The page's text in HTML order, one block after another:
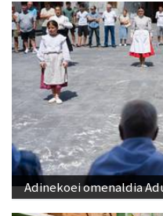
Adinekoei omenaldia